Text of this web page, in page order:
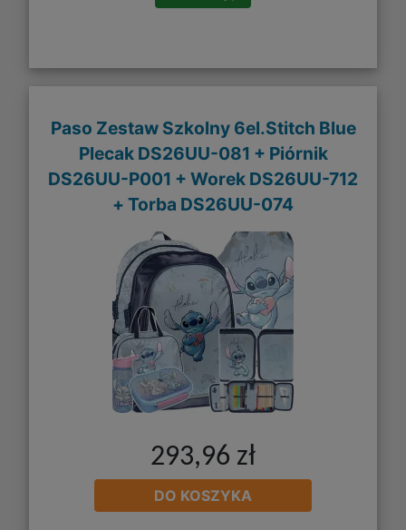
Paso Zestaw Szkolny 6el.Stitch Blue
Plecak DS26UU-081 + Piórnik
DS26UU-P001 + Worek DS26UU-712
+ Torba DS26UU-074
293,96 zł
DO KOSZYKA